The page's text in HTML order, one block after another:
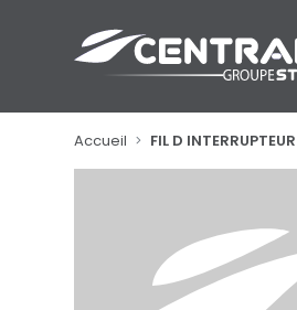
Accueil FIL D